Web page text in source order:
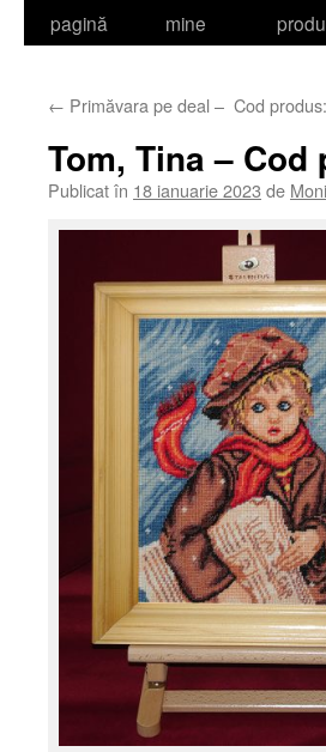
pagină
mine
← Primăvara pe deal – Cod
Tom, Tina – Cod
Publicat în 18 ianuarie 2023 de